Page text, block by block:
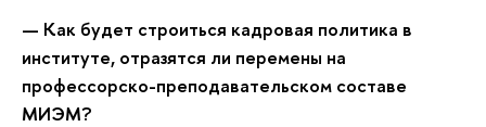
— Как будет строиться кадровая политика в
институте, отразятся ли перемены на
профессорско-преподавательском составе
МИЭМ?